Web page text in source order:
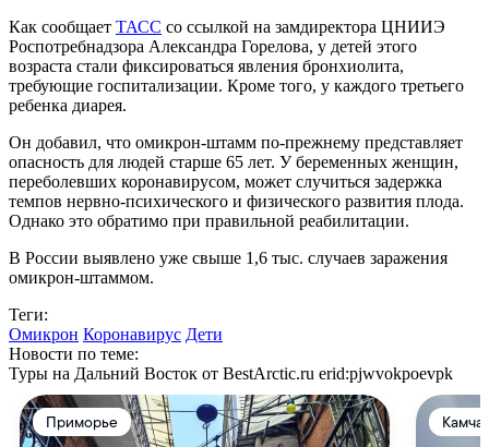
Как сообщает ТАСС со ссылкой на замдиректора ЦНИИЭ
Роспотребнадзора Александра Горелова, у детей этого
возраста стали фиксироваться явления бронхиолита,
требующие госпитализации. Кроме того, у каждого третьего
ребенка диарея.
Он добавил, что омикрон-штамм по-прежнему представляет
опасность для людей старше 65 лет. У беременных женщин,
переболевших коронавирусом, может случиться задержка
темпов нервно-психического и физического развития плода.
Однако это обратимо при правильной реабилитации.
В России выявлено уже свыше 1,6 тыс. случаев заражения
омикрон-штаммом.
Теги:
Омикрон Коронавирус Дети
Новости по теме:
Туры на Дальний Восток от BestArctic.ru erid:pjwvokpoevpk